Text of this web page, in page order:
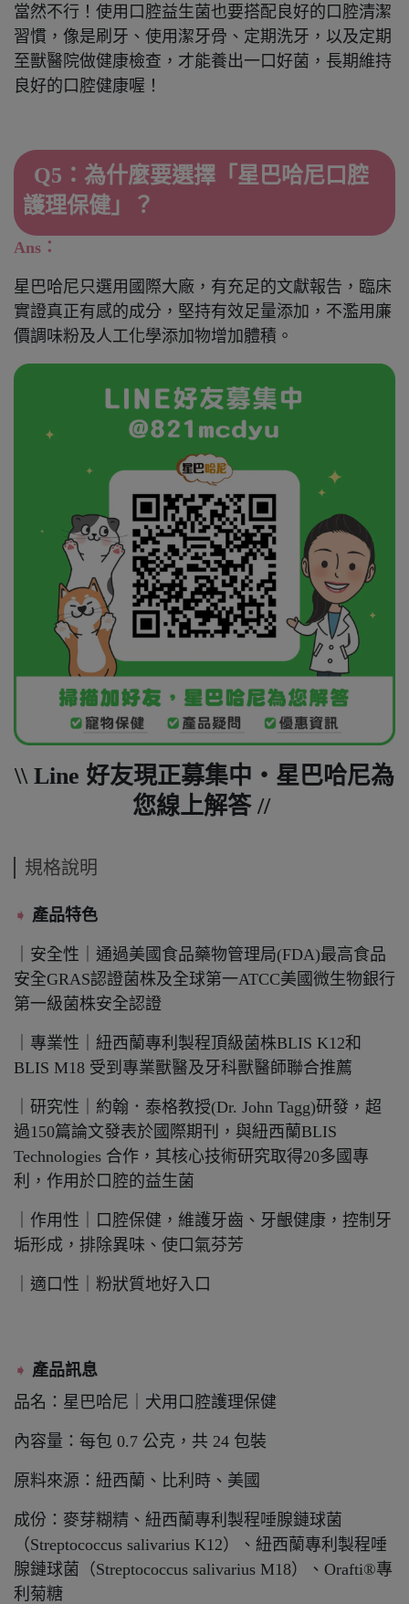
當然不行！使用口腔益生菌也要搭配良好的口腔清潔
習慣，像是刷牙、使用潔牙骨、定期洗牙，以及定期
至獸醫院做健康檢查，才能養出一口好菌，長期維持
良好的口腔健康喔！
Q5：為什麼要選擇「星巴哈尼口腔
護理保健」？
Ans：
星巴哈尼只選用國際大廠，有充足的文獻報告，臨床
實證真正有感的成分，堅持有效足量添加，不濫用廉
價調味粉及人工化學添加物增加體積。
\\ Line 好友現正募集中・星巴哈尼為
您線上解答 //
規格說明
➧ 產品特色
｜安全性｜通過美國食品藥物管理局(FDA)最高食品
安全GRAS認證菌株及全球第一ATCC美國微生物銀行
第一級菌株安全認證
｜專業性｜紐西蘭專利製程頂級菌株BLIS K12和
BLIS M18 受到專業獸醫及牙科獸醫師聯合推薦
｜研究性｜約翰．泰格教授(Dr. John Tagg)研發，超
過150篇論文發表於國際期刊，與紐西蘭BLIS
Technologies 合作，其核心技術研究取得20多國專
利，作用於口腔的益生菌
｜作用性｜口腔保健，維護牙齒、牙齦健康，控制牙
垢形成，排除異味、使口氣芬芳
｜適口性｜粉狀質地好入口
➧ 產品訊息
品名：星巴哈尼｜犬用口腔護理保健
內容量：每包 0.7 公克，共 24 包裝
原料來源：紐西蘭、比利時、美國
成份：麥芽糊精、紐西蘭專利製程唾腺鏈球菌
（Streptococcus salivarius K12）、紐西蘭專利製程唾
腺鏈球菌（Streptococcus salivarius M18）、 Orafti®專
利菊糖